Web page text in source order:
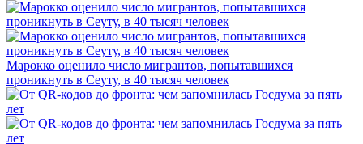
Марокко оценило число мигрантов, попытавшихся
проникнуть в Сеуту, в 40 тысяч человек